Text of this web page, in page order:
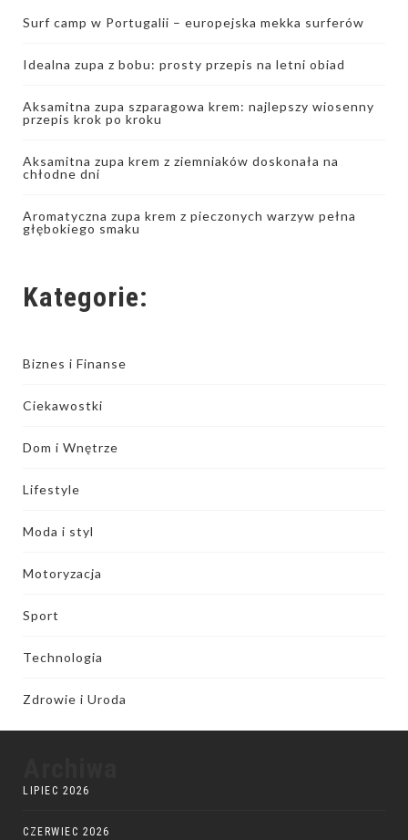
Surf camp w Portugalii – europejska mekka surferów
Idealna zupa z bobu: prosty przepis na letni obiad
Aksamitna zupa szparagowa krem: najlepszy wiosenny
przepis krok po kroku
Aksamitna zupa krem z ziemniaków doskonała na
chłodne dni
Aromatyczna zupa krem z pieczonych warzyw pełna
głębokiego smaku
Kategorie:
Biznes i Finanse
Ciekawostki
Dom i Wnętrze
Lifestyle
Moda i styl
Motoryzacja
Sport
Technologia
Zdrowie i Uroda
LIPIEC 2026
CZERWIEC 2026